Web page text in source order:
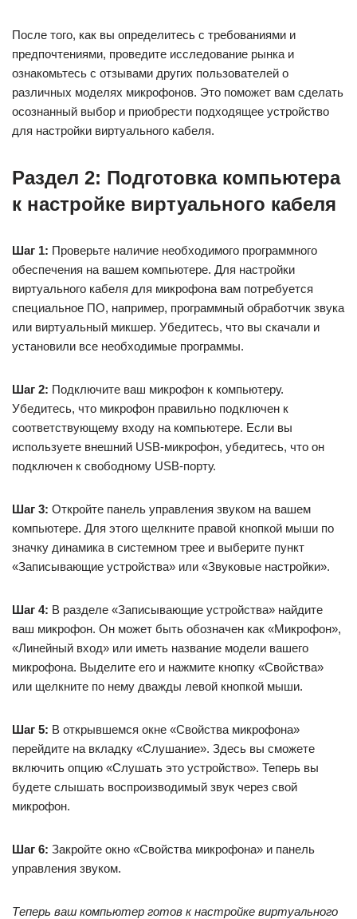
После того, как вы определитесь с требованиями и
предпочтениями, проведите исследование рынка и
ознакомьтесь с отзывами других пользователей о
различных моделях микрофонов. Это поможет вам сделать
осознанный выбор и приобрести подходящее устройство
для настройки виртуального кабеля.
Раздел 2: Подготовка компьютера
к настройке виртуального кабеля
Шаг 1: Проверьте наличие необходимого программного
обеспечения на вашем компьютере. Для настройки
виртуального кабеля для микрофона вам потребуется
специальное ПО, например, программный обработчик звука
или виртуальный микшер. Убедитесь, что вы скачали и
установили все необходимые программы.
Шаг 2: Подключите ваш микрофон к компьютеру.
Убедитесь, что микрофон правильно подключен к
соответствующему входу на компьютере. Если вы
используете внешний USB-микрофон, убедитесь, что он
подключен к свободному USB-порту.
Шаг 3: Откройте панель управления звуком на вашем
компьютере. Для этого щелкните правой кнопкой мыши по
значку динамика в системном трее и выберите пункт
«Записывающие устройства» или «Звуковые настройки».
Шаг 4: В разделе «Записывающие устройства» найдите
ваш микрофон. Он может быть обозначен как «Микрофон»,
«Линейный вход» или иметь название модели вашего
микрофона. Выделите его и нажмите кнопку «Свойства»
или щелкните по нему дважды левой кнопкой мыши.
Шаг 5: В открывшемся окне «Свойства микрофона»
перейдите на вкладку «Слушание». Здесь вы сможете
включить опцию «Слушать это устройство». Теперь вы
будете слышать воспроизводимый звук через свой
микрофон.
Шаг 6: Закройте окно «Свойства микрофона» и панель
управления звуком.
Теперь ваш компьютер готов к настройке виртуального